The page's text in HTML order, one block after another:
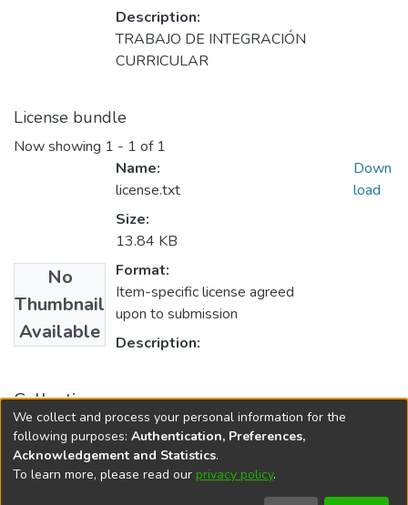
Description:
TRABAJO DE INTEGRACIÓN
CURRICULAR
License bundle
Now showing 1 - 1 of 1
No
Thumbnail
Available
Name:
license.txt
Size:
13.84 KB
Format:
Item-specific license agreed
upon to submission
Description:
Down
load
Collections
Tesis de Turismo
DSpace softwarecopyright © 2002-2026
We collect and process your personal information for the
following purposes: Authentication, Preferences,
Acknowledgement and Statistics.
To learn more, please read our privacy policy.